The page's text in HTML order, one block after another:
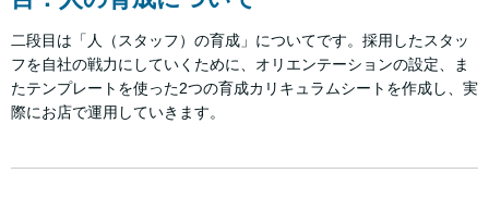
二段目は「人（スタッフ）の育成」についてです。採用したスタッ
フを自社の戦力にしていくために、オリエンテーションの設定、ま
たテンプレートを使った2つの育成カリキュラムシートを作成し、実
際にお店で運用していきます。